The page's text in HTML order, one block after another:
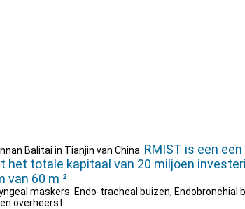
Balitai in Tianjin van China. RMIST is een
het totale kapitaal van 20 miljoen
van 60 m ²
maskers. Endo-tracheal buizen, Endobronchial
overheerst.